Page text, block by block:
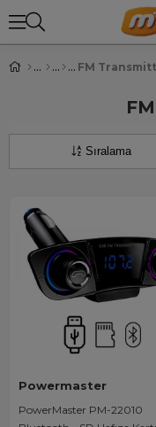
FM
Sıralama
Powermaster
PowerMaster PM-22010